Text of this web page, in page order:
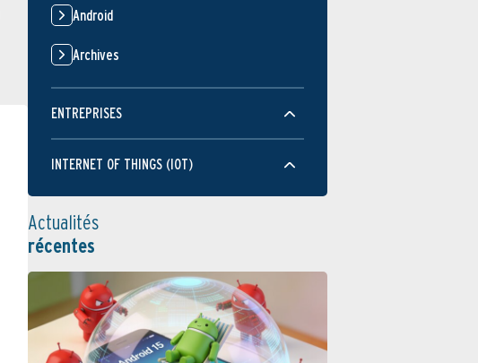
Android
Archives
ENTREPRISES
INTERNET OF THINGS (IOT)
Actualités
récentes